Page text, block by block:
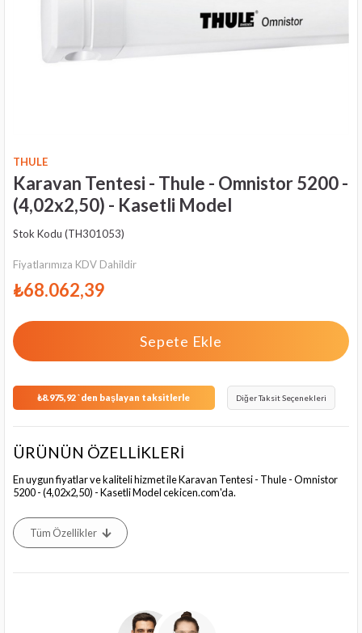
THULE
Karavan Tentesi - Thule - Omnistor 5200 -
(4,02x2,50) - Kasetli Model
Stok Kodu (TH301053)
Fiyatlarımıza KDV Dahildir
₺68.062,39
₺8.975,92`den başlayan taksitlerle Diğer Taksit Seçenekleri
ÜRÜNÜN ÖZELLİKLERİ
En uygun fiyatlar ve kaliteli hizmet ile Karavan Tentesi - Thule - Omnistor
5200 - (4,02x2,50) - Kasetli Model cekicen.com'da.
Tüm Özellikler